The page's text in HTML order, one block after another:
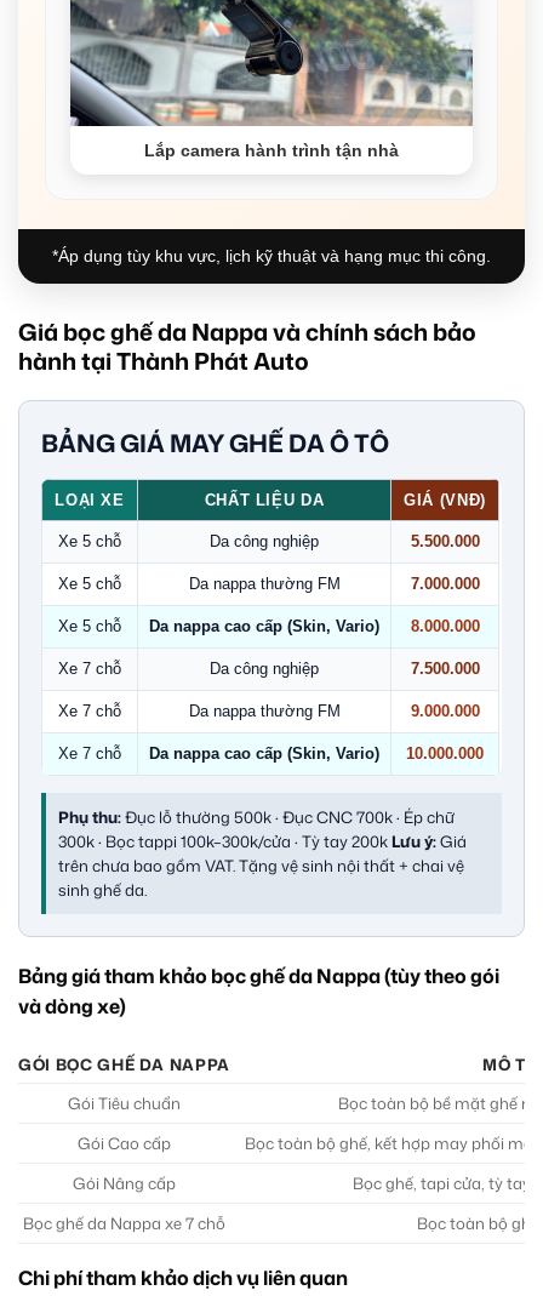
Lắp camera hành trình tận nhà
*Áp dụng tùy khu vực, lịch kỹ thuật và hạng mục thi công.
Giá bọc ghế da Nappa và chính sách bảo
hành tại Thành Phát Auto
BẢNG GIÁ MAY GHẾ DA Ô TÔ
LOẠI XE CHẤT LIỆU DA GIÁ (VNĐ)
Xe 5 chỗ Da công nghiệp 5.500.000
Xe 5 chỗ Da nappa thường FM 7.000.000
Xe 5 chỗ Da nappa cao cấp (Skin, Vario) 8.000.000
Xe 7 chỗ Da công nghiệp 7.500.000
Xe 7 chỗ Da nappa thường FM 9.000.000
Xe 7 chỗ Da nappa cao cấp (Skin, Vario) 10.000.000
Phụ thu:Đục lỗ thường 500k · Đục CNC 700k · Ép chữ
300k · Bọc tappi 100k–300k/cửa · Tỳ tay 200kLưu ý:Giá
trên chưa bao gồm VAT. Tặng vệ sinh nội thất + chai vệ
sinh ghế da.
Bảng giá tham khảo bọc ghế da Nappa (tùy theo gói
và dòng xe)
GÓI BỌC GHẾ DA NAPPA
MÔ TẢ
Gói Tiêu chuẩn
Bọc toàn bộ bề mặt ghế
Gói Cao cấp
Bọc toàn bộ ghế, kết hợp may phối
Gói Nâng cấp
Bọc ghế, tapi cửa, tỳ tay,
Bọc ghế da Nappa xe 7 chỗ
Bọc toàn bộ ghế
Chi phí tham khảo dịch vụ liên quan